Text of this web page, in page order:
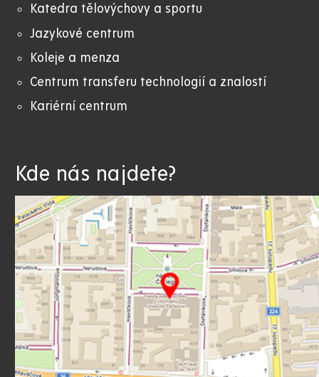
Katedra tělovýchovy a sportu
Jazykové centrum
Koleje a menza
Centrum transferu technologií a znalostí
Kariérní centrum
Kde nás najdete?